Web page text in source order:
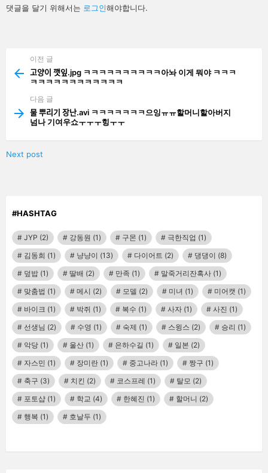
답
글
댓글을 달기 위해서는 로그인해야합니다.
more
이전 글
고양이 깻잎.jpg ㅋㅋㅋㅋㅋㅋㅋㅋㅋㅋ아놔 이게 뭐야 ㅋㅋㅋ
ㅋㅋㅋㅋㅋㅋㅋㅋㅋㅋㅋㅋ
다음 글
물 뿌리기 장난.avi ㅋㅋㅋㅋㅋㅋㅋ으잉ㅠㅠ할머니할아버지
넘나 기여우쇼ㅜㅜㅜ힝ㅜㅜ
Next post
#HASHTAG
JYP (2) 강동원 (1) 구몬 (1) 극한직업 (1)
김동희 (1) 냥냥이 (13) 다이어트 (2) 댕댕이 (8)
덮밥 (1) 딸배 (2) 만족 (1) 말죽거리잔혹사 (1)
맞춤법 (1) 메시 (2) 모델 (2) 미녀 (1) 미어캣 (1)
바이크 (1) 박쥐 (1) 복수 (1) 사자 (1) 사진 (1)
선생님 (2) 수영 (1) 숙제 (1) 스윙스 (2) 승리 (1)
악당 (1) 울산 (1) 은하수길 (1) 일본 (2)
자스민 (1) 장미란 (1) 중고나라 (1) 짱구 (1)
축구 (3) 치킨 (2) 코스프레 (1) 탈모 (2)
포토샵 (1) 학교 (4) 한혜진 (1) 할머니 (2)
행복 (1) 호날두 (1)